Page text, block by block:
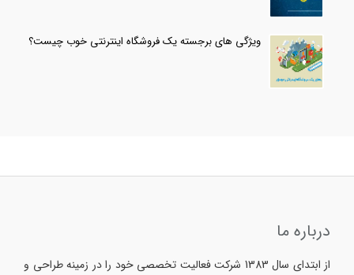
ویژگی های برجسته یک فروشگاه اینترنتی خوب چیست؟
درباره ما
از ابتدای سال 1383 شرکت فعالیت تخصصی خود را در زمینه طراحی و